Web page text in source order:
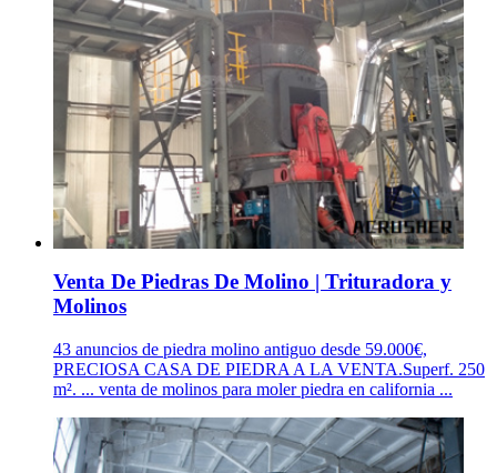
Venta De Piedras De Molino | Trituradora y
Molinos
43 anuncios de piedra molino antiguo desde 59.000€,
PRECIOSA CASA DE PIEDRA A LA VENTA.Superf. 250
m². ... venta de molinos para moler piedra en california ...